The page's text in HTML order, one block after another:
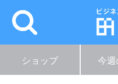
ショップ 今週